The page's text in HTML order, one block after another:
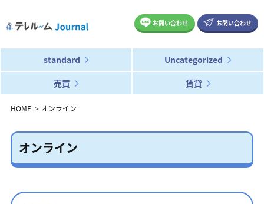
お問い合わせ お問い合わせ
standard
Uncategorized
売買
賃貸
HOME オンライン
オンライン